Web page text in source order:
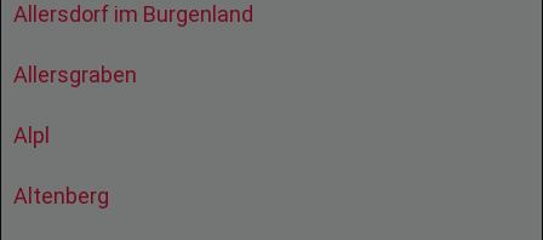
Allersdorf im Burgenland
Allersgraben
Alpl
Altenberg